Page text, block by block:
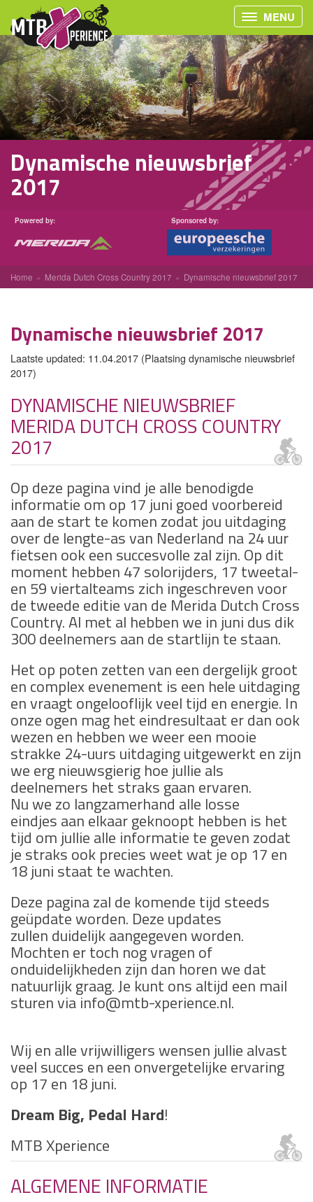
MENU
Dynamische nieuwsbrief
2017
Powered by: Sponsored by:
Home Merida Dutch Cross Country 2017 Dynamische nieuwsbrief 2017
Dynamische nieuwsbrief 2017
Laatste updated: 11.04.2017 (Plaatsing dynamische nieuwsbrief
2017)
DYNAMISCHE NIEUWSBRIEF
MERIDA DUTCH CROSS COUNTRY
2017
Op deze pagina vind je alle benodigde
informatie om op 17 juni goed voorbereid
aan de start te komen zodat jou uitdaging
over de lengte-as van Nederland na 24 uur
fietsen ook een succesvolle zal zijn. Op dit
moment hebben 47 solorijders, 17 tweetal-
en 59 viertalteams zich ingeschreven voor
de tweede editie van de Merida Dutch Cross
Country. Al met al hebben we in juni dus dik
300 deelnemers aan de startlijn te staan.
Het op poten zetten van een dergelijk groot
en complex evenement is een hele uitdaging
en vraagt ongelooflijk veel tijd en energie. In
onze ogen mag het eindresultaat er dan ook
wezen en hebben we weer een mooie
strakke 24-uurs uitdaging uitgewerkt en zijn
we erg nieuwsgierig hoe jullie als
deelnemers het straks gaan ervaren.
Nu we zo langzamerhand alle losse
eindjes aan elkaar geknoopt hebben is het
tijd om jullie alle informatie te geven zodat
je straks ook precies weet wat je op 17 en
18 juni staat te wachten.
Deze pagina zal de komende tijd steeds
geüpdate worden. Deze updates
zullen duidelijk aangegeven worden.
Mochten er toch nog vragen of
onduidelijkheden zijn dan horen we dat
natuurlijk graag. Je kunt ons altijd een mail
sturen via info@mtb-xperience.nl.
Wij en alle vrijwilligers wensen jullie alvast
veel succes en een onvergetelijke ervaring
op 17 en 18 juni.
Dream Big, Pedal Hard!
MTB Xperience
ALGEMENE INFORMATIE